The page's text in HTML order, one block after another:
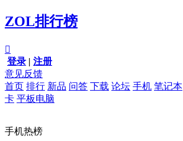
ZOL排行榜

登录 | 注册
意见反馈
首页 排行 新品 问答 下载 论坛 手机 笔记本
卡 平板电脑
手机热榜